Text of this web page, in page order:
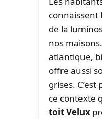
connaissent
de la
nos
atlantique,
offre aussi
grises.
ce contexte
toit Velux